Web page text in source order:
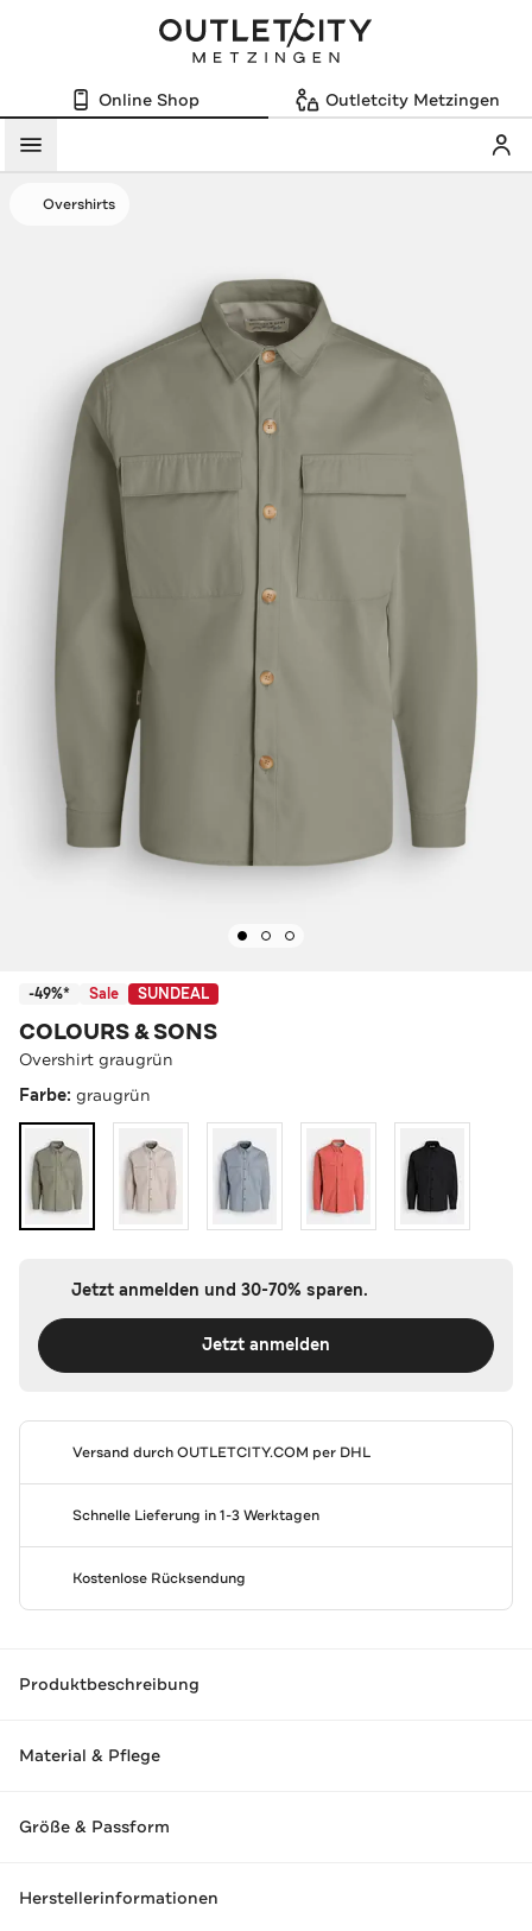
Online Shop Outletcity Metzingen
Menü
Overshirts
-49%* Sale SUNDEAL
COLOURS & SONS
Overshirt graugrün
Farbe: graugrün
Jetzt anmelden und 30-70% sparen.
Jetzt anmelden
Versand durchOUTLETCITY.COM per DHL
Schnelle Lieferung in 1-3 Werktagen
Kostenlose Rücksendung
Produktbeschreibung
Material & Pflege
Größe & Passform
Herstellerinformationen